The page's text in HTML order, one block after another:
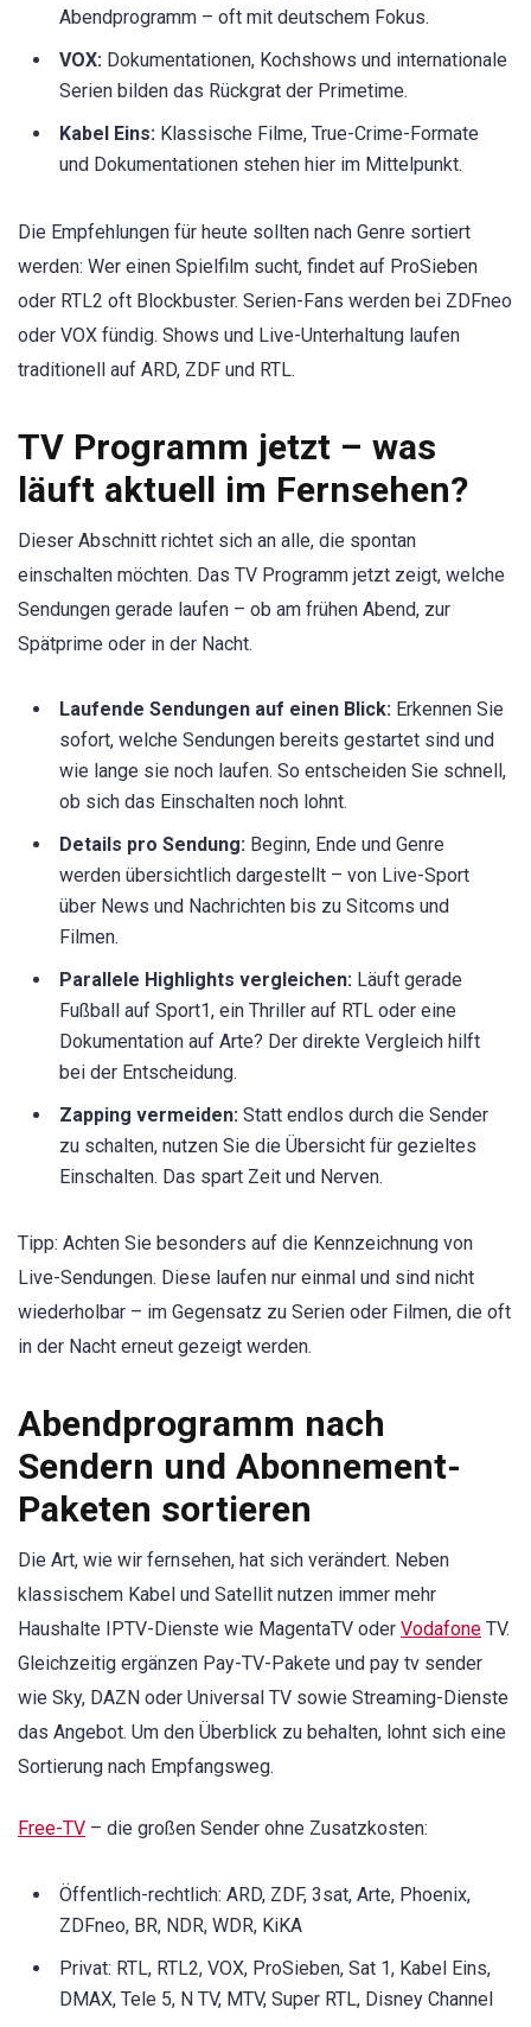
Abendprogramm – oft mit deutschem Fokus.
VOX: Dokumentationen, Kochshows und internationale
Serien bilden das Rückgrat der Primetime.
Kabel Eins: Klassische Filme, True-Crime-Formate
und Dokumentationen stehen hier im Mittelpunkt.
Die Empfehlungen für heute sollten nach Genre sortiert
werden: Wer einen Spielfilm sucht, findet auf ProSieben
oder RTL2 oft Blockbuster. Serien-Fans werden bei ZDFneo
oder VOX fündig. Shows und Live-Unterhaltung laufen
traditionell auf ARD, ZDF und RTL.
TV Programm jetzt – was
läuft aktuell im Fernsehen?
Dieser Abschnitt richtet sich an alle, die spontan
einschalten möchten. Das TV Programm jetzt zeigt, welche
Sendungen gerade laufen – ob am frühen Abend, zur
Spätprime oder in der Nacht.
Laufende Sendungen auf einen Blick: Erkennen Sie
sofort, welche Sendungen bereits gestartet sind und
wie lange sie noch laufen. So entscheiden Sie schnell,
ob sich das Einschalten noch lohnt.
Details pro Sendung: Beginn, Ende und Genre
werden übersichtlich dargestellt – von Live-Sport
über News und Nachrichten bis zu Sitcoms und
Filmen.
Parallele Highlights vergleichen: Läuft gerade
Fußball auf Sport1, ein Thriller auf RTL oder eine
Dokumentation auf Arte? Der direkte Vergleich hilft
bei der Entscheidung.
Zapping vermeiden: Statt endlos durch die Sender
zu schalten, nutzen Sie die Übersicht für gezieltes
Einschalten. Das spart Zeit und Nerven.
Tipp: Achten Sie besonders auf die Kennzeichnung von
Live-Sendungen. Diese laufen nur einmal und sind nicht
wiederholbar – im Gegensatz zu Serien oder Filmen, die oft
in der Nacht erneut gezeigt werden.
Abendprogramm nach
Sendern und Abonnement-
Paketen sortieren
Die Art, wie wir fernsehen, hat sich verändert. Neben
klassischem Kabel und Satellit nutzen immer mehr
Haushalte IPTV-Dienste wie MagentaTV oder Vodafone TV.
Gleichzeitig ergänzen Pay-TV-Pakete und pay tv sender
wie Sky, DAZN oder Universal TV sowie Streaming-Dienste
das Angebot. Um den Überblick zu behalten, lohnt sich eine
Sortierung nach Empfangsweg.
Free-TV – die großen Sender ohne Zusatzkosten:
Öffentlich-rechtlich: ARD, ZDF, 3sat, Arte, Phoenix,
ZDFneo, BR, NDR, WDR, KiKA
Privat: RTL, RTL2, VOX, ProSieben, Sat 1, Kabel Eins,
DMAX, Tele 5, N TV, MTV, Super RTL, Disney Channel